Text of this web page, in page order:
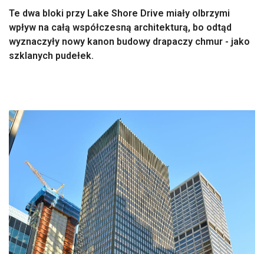
Te dwa bloki przy Lake Shore Drive miały olbrzymi
wpływ na całą współczesną architekturą, bo odtąd
wyznaczyły nowy kanon budowy drapaczy chmur - jako
szklanych pudełek.